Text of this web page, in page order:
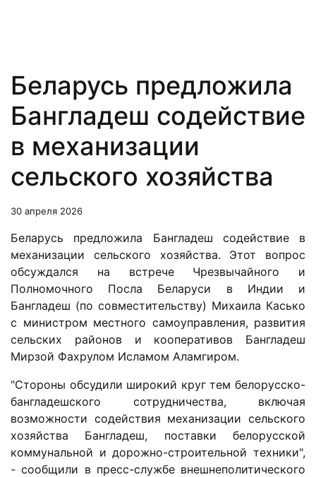
Беларусь предложила
Бангладеш содействие
в механизации
сельского хозяйства
30 апреля 2026
Беларусь предложила Бангладеш содействие в
механизации сельского хозяйства. Этот вопрос
обсуждался на встрече Чрезвычайного и
Полномочного Посла Беларуси в Индии и
Бангладеш (по совместительству) Михаила Касько
с министром местного самоуправления, развития
сельских районов и кооперативов Бангладеш
Мирзой Фахрулом Исламом Аламгиром.
"Стороны обсудили широкий круг тем белорусско-
бангладешского сотрудничества, включая
возможности содействия механизации сельского
хозяйства Бангладеш, поставки белорусской
коммунальной и дорожно-строительной техники",
- сообщили в пресс-службе внешнеполитического